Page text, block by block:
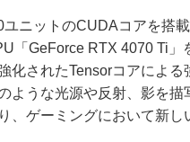
ユニットのCUDAコアを搭
「GeForce RTX 4070 Ti
化されたTensorコアによ
ような光源や反射、影を
、ゲーミングにおいて新